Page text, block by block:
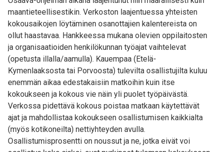
maantieteellisestikin. Verkoston laajentuessa yhteisten
kokousaikojen löytäminen osanottajien kalentereista on
ollut haastavaa. Hankkeessa mukana olevien oppilaitosten
ja organisaatioiden henkilökunnan työajat vaihtelevat
(opetusta illalla/aamulla). Kauempaa (Etelä-
Kymenlaaksosta tai Porvoosta) tulevilta osallistujilta kuluu
enemmän aikaa edestakaisiin matkoihin kuin itse
kokoukseen ja kokous vie näin yli puolet työpäivästä.
Verkossa pidettävä kokous poistaa matkaan käytettävät
ajat ja mahdollistaa kokoukseen osallistumisen kaikkialta
(myös kotikoneilta) nettiyhteyden avulla.
Osallistumisprosentti on noussut ja ne, jotka eivät voi